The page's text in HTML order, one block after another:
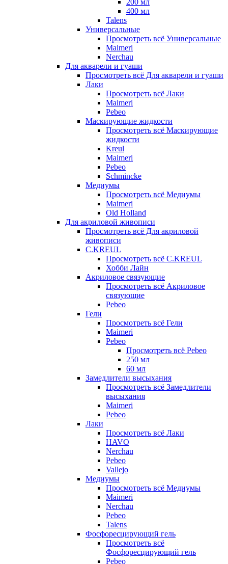
200 мл
400 мл
Talens
Универсальные
Просмотреть всё Универсальные
Maimeri
Nerchau
Для акварели и гуаши
Просмотреть всё Для акварели и гуаши
Лаки
Просмотреть всё Лаки
Maimeri
Pebeo
Маскирующие жидкости
Просмотреть всё Маскирующие
жидкости
Kreul
Maimeri
Pebeo
Schmincke
Медиумы
Просмотреть всё Медиумы
Maimeri
Old Holland
Для акриловой живописи
Просмотреть всё Для акриловой
живописи
C.KREUL
Просмотреть всё C.KREUL
Хобби Лайн
Акриловое связующие
Просмотреть всё Акриловое
связующие
Pebeo
Гели
Просмотреть всё Гели
Maimeri
Pebeo
Просмотреть всё Pebeo
250 мл
60 мл
Замедлители высыхания
Просмотреть всё Замедлители
высыхания
Maimeri
Pebeo
Лаки
Просмотреть всё Лаки
HAVO
Nerchau
Pebeo
Vallejo
Медиумы
Просмотреть всё Медиумы
Maimeri
Nerchau
Pebeo
Talens
Фосфоресцирующий гель
Просмотреть всё
Фосфоресцирующий гель
Pebeo